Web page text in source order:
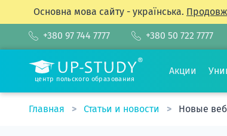
Основна мова сайту - українська.
+380 97 744 7777 +380 50 722 7777
центр польского образования
Акции
Главная Статьи и новости Новые